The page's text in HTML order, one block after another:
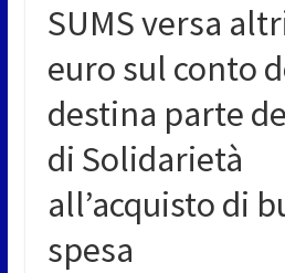
SUMS versa
euro sul conto
destina parte
di Solidarietà
all’acquisto di
spesa